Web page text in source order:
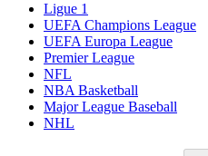
Ligue 1
UEFA Champions League
UEFA Europa League
Premier League
NFL
NBA Basketball
Major League Baseball
NHL